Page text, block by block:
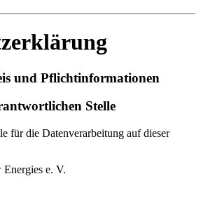
und Pflichtinformationen
Stelle
für die Datenverarbeitung auf dieser
e. V.